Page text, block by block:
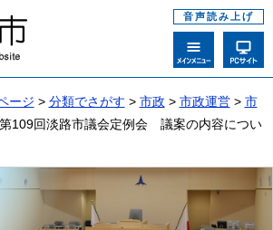
音声読み上げ
ージ > 分類でさがす > 市政 > 市政運営> 市
109回淡路市議会定例会 議案の内容につい